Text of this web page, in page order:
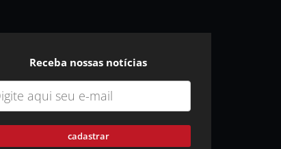
Receba nossas notícias
cadastrar